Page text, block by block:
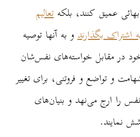
عمیق کنند، بلکهتعالیم
اشتراک بگذارندو به آنها توصیه
در مقابل خواسته‌های نفس‌شان
و تواضع و فروتنی، برای تغییر
را ارج می‌نهد و بنیان‌های
نمایند.